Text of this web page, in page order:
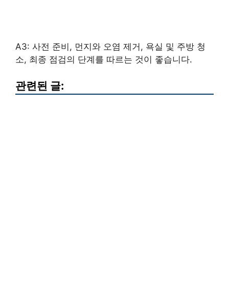
A3: 사전 준비, 먼지와 오염 제거, 욕실 및 주방 청
소, 최종 점검의 단계를 따르는 것이 좋습니다.
관련된 글: